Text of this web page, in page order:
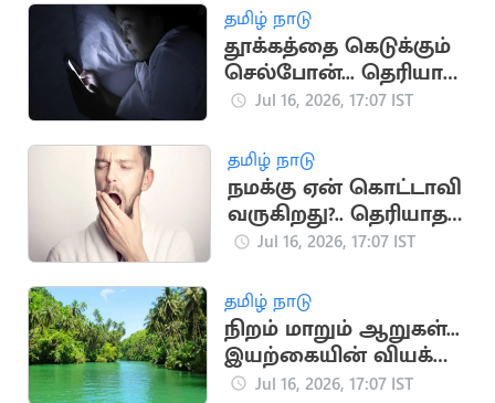
தமிழ் நாடு
தூக்கத்தை கெடுக்கும்
செல்போன்... தெரியாத
ஆபத்துகள்
Jul 16, 2026, 17:07 IST
தமிழ் நாடு
நமக்கு ஏன் கொட்டாவி
வருகிறது?.. தெரியாத
சுவாரஸ்ய
Jul 16, 2026, 17:07 IST
தமிழ் நாடு
நிறம் மாறும் ஆறுகள்...
இயற்கையின் வியக்க
வைக்கும்
Jul 16, 2026, 17:07 IST